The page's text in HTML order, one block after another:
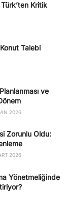
Kritik
Talebi
ve
2026
Zorunlu Oldu:
2026
Yönetmeliğinde